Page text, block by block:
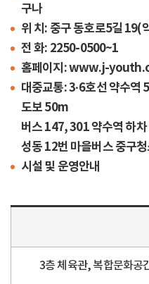
구나
위 치: 중구 동호로5길 19(
전 화: 2250-0500~1
홈페이지: www.j-
대중교통: 3·6호선 약수역
도보 50m
버스 147, 301 약수역 하
성동 12번 마을버스 중구
시설 및 운영안내
3층 체육관, 복합문화공